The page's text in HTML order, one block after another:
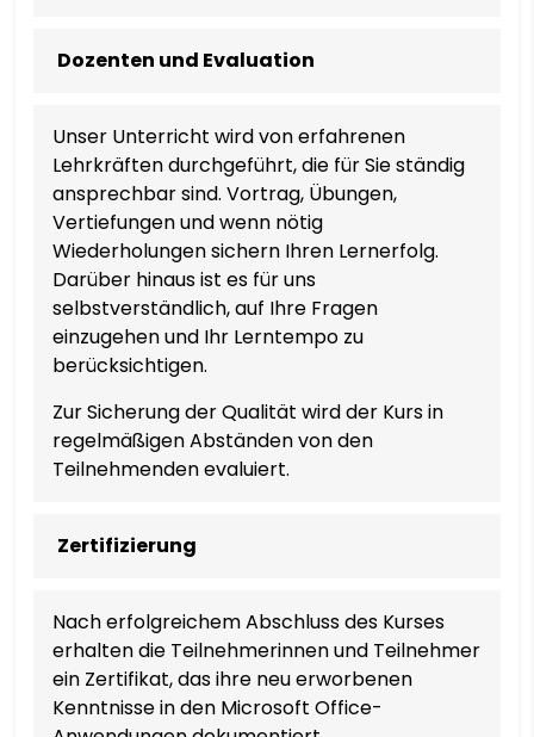
Dozenten und Evaluation
Unser Unterricht wird von erfahrenen
Lehrkräften durchgeführt, die für Sie ständig
ansprechbar sind. Vortrag, Übungen,
Vertiefungen und wenn nötig
Wiederholungen sichern Ihren Lernerfolg.
Darüber hinaus ist es für uns
selbstverständlich, auf Ihre Fragen
einzugehen und Ihr Lerntempo zu
berücksichtigen.
Zur Sicherung der Qualität wird der Kurs in
regelmäßigen Abständen von den
Teilnehmenden evaluiert.
Zertifizierung
Nach erfolgreichem Abschluss des Kurses
erhalten die Teilnehmerinnen und Teilnehmer
ein Zertifikat, das ihre neu erworbenen
Kenntnisse in den Microsoft Office-